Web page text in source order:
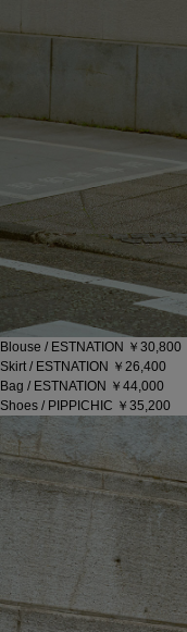
Blouse / ESTNATION ￥30,800
Skirt / ESTNATION ￥26,400
Bag / ESTNATION ￥44,000
Shoes / PIPPICHIC ￥35,200